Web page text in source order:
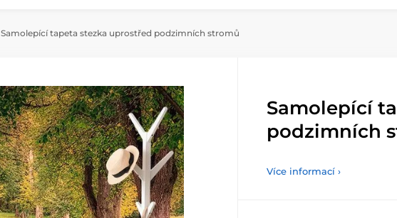
Samolepící tapeta stezka uprostřed podzimních stromů
Samolepící
podzimních
Více informací ›